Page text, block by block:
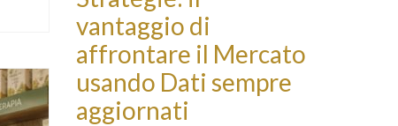
vantaggio di
affrontare il Mercato
usando Dati sempre
aggiornati